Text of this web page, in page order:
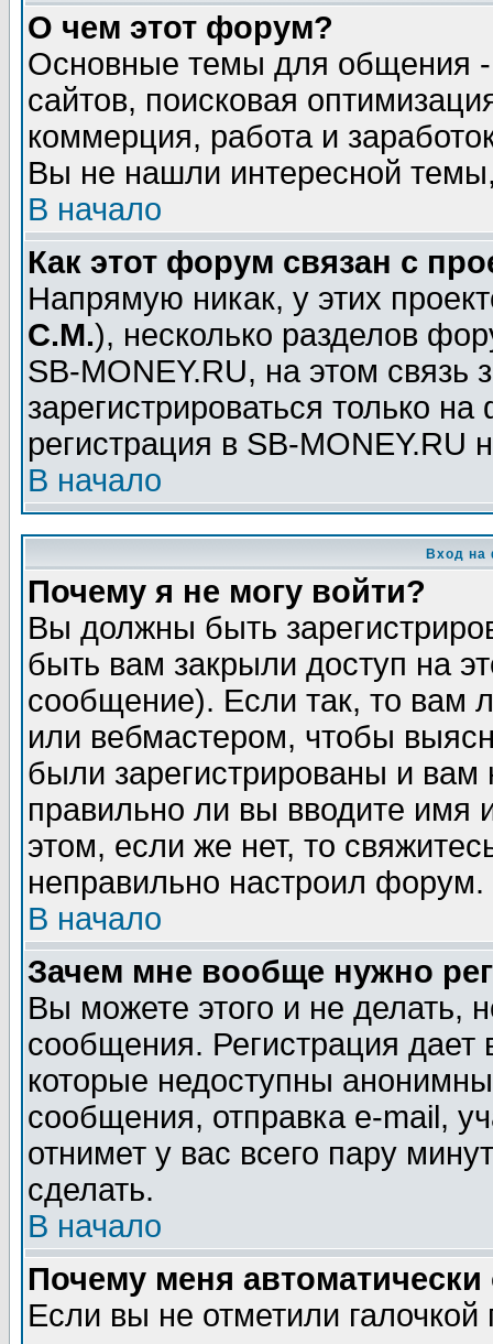
О чем этот форум?
Основные темы для общения -
сайтов, поисковая
коммерция, работа и
Вы не нашли интересной
В начало
Как этот форум связан с
Напрямую никак, у этих
С.М.), несколько разделов
SB-MONEY.RU, на этом связь
зарегистрироваться только
регистрация в SB-MONEY.RU
В начало
Вход на
Почему я не могу войти?
Вы должны быть
быть вам закрыли доступ на
сообщение). Если так, то вам
или вебмастером, чтобы
были зарегистрированы и вам
правильно ли вы вводите
этом, если же нет, то
неправильно настроил форум.
В начало
Зачем мне вообще нужно
Вы можете этого и не делать,
сообщения. Регистрация
которые недоступны
сообщения, отправка e-mail,
отнимет у вас всего пару
сделать.
В начало
Почему меня автоматически
Если вы не отметили галочкой